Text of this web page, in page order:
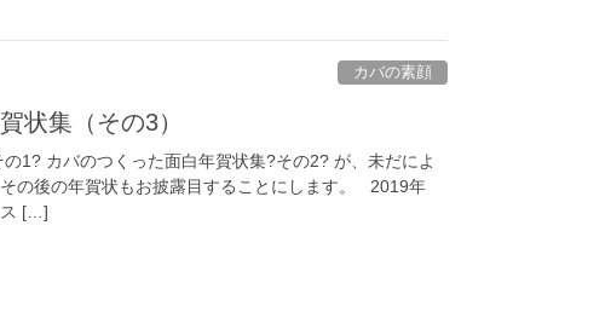
カバの素顔
状集（その3）
1? カバのつくった面白年賀状集?その2? が、未だによ
その後の年賀状もお披露目することにします。 2019年
ス […]